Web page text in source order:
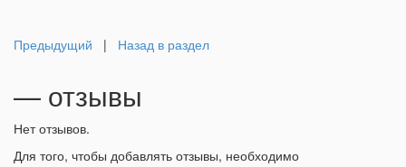
Предыдущий | Назад в раздел
— отзывы
Нет отзывов.
Для того, чтобы добавлять отзывы, необходимо